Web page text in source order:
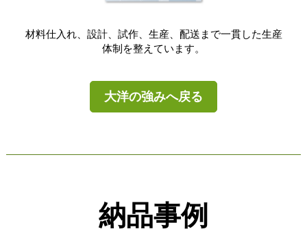
材料仕入れ、設計、試作、生産、配送まで一貫した生産
体制を整えています。
大洋の強みへ戻る
納品事例